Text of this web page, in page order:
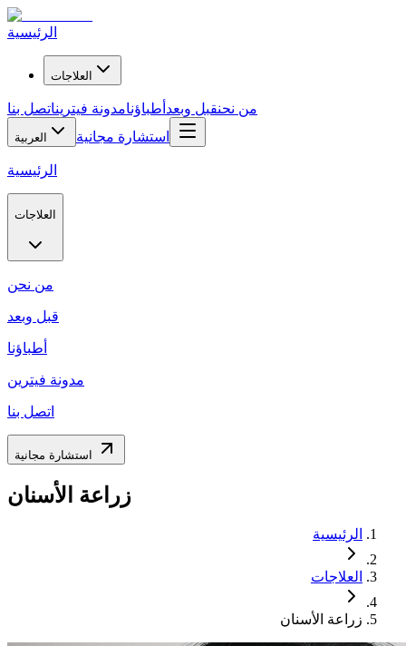
الرئيسية
العلاجات
من نحنقبل وبعد أطباؤنامدونة فيتريناتصل بنا
العربية استشارة مجانية
الرئيسية
العلاجات
من نحن
قبل وبعد
أطباؤنا
مدونة فيترين
اتصل بنا
استشارة مجانية
زراعة الأسنان
الرئيسية
العلاجات
زراعة الأسنان